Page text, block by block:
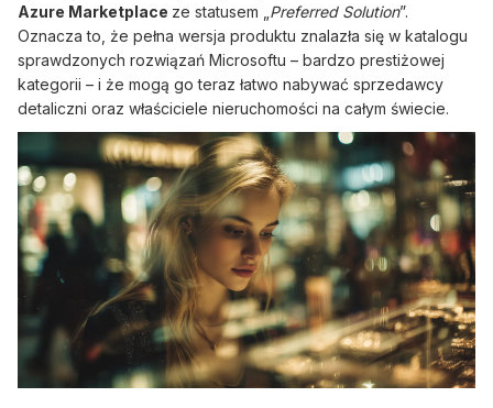
Azure Marketplace ze statusem „ Preferred Solution”.
Oznacza to, że pełna wersja produktu znalazła się w katalogu
sprawdzonych rozwiązań Microsoftu – bardzo prestiżowej
kategorii – i że mogą go teraz łatwo nabywać sprzedawcy
detaliczni oraz właściciele nieruchomości na całym świecie.